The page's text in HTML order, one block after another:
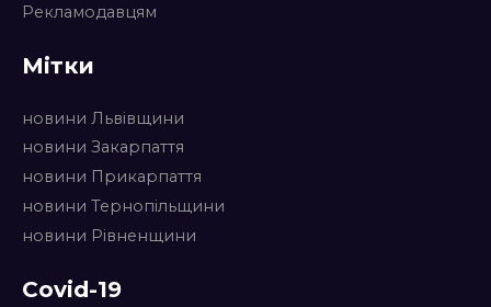
Рекламодавцям
Мітки
новини Львівщини
новини Закарпаття
новини Прикарпаття
новини Тернопільщини
новини Рівненщини
Covid-19